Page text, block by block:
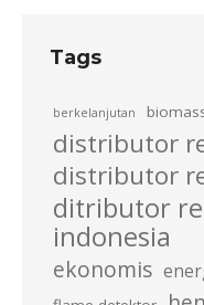
Tags
berkelanjutan
distributor
distributor
ditributor
indonesia
ekonomis